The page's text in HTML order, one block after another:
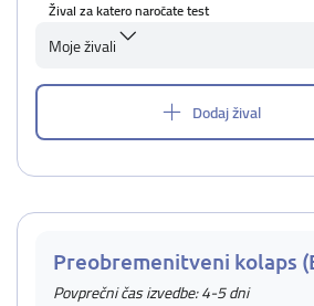
Žival za katero naročate test
Moje živali
Dodaj žival
Preobremenitveni kolaps
Povprečni čas izvedbe: 4-5 dni